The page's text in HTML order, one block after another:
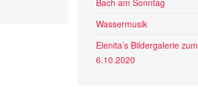
Wassermusik
Elenita’s Bildergalerie zum
6.10.2020